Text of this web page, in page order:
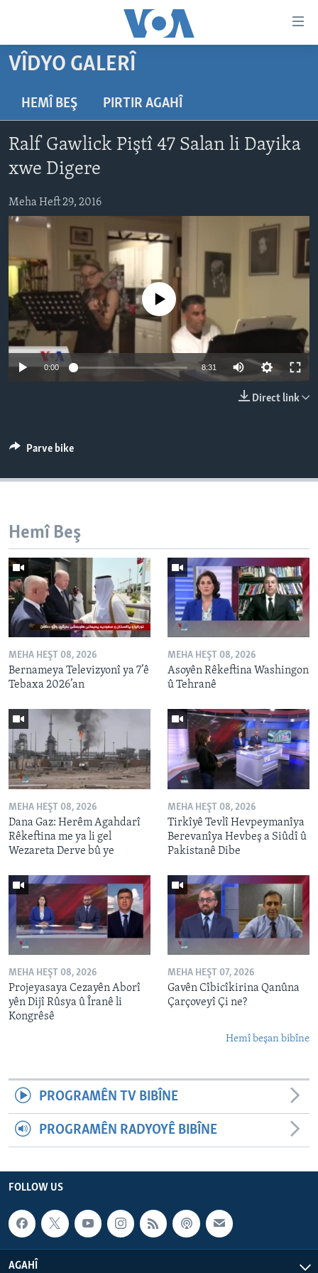
Yekser
here
naveroka
serekî
here
Malpera
Yekser
here
NÛÇE
FOTO GALERÎ
HEVPEYVÎN
AMERÎKA
TIRKÎYE
SÛRÎYE
ÎRAQ
ÎRAN
ROJHILATA NAVÎN
CÎHAN
ÇAND Û HUNER
SERNIVÎS
SORANÎ
Zimanên Din
VÎDYO GALERÎ
HEMÎ BEŞ PIRTIR AGAHÎ
Ralf Gawlick Piştî 47 Salan li Dayika
xwe Digere
Meha Heft 29, 2016
No media source currently available
0:00 8:31
Direct link
Parve bike
Hemî Beş
MEHA HEŞT 08, 2026
Bernameya Televizyonî ya 7’ê
Tebaxa 2026’an
MEHA HEŞT 08, 2026
Asoyên Rêkeftina Washingon
û Tehranê
MEHA HEŞT 08, 2026
Dana Gaz: Herêm Agahdarî
Rêkeftina me ya li gel
Wezareta Derve bû ye
MEHA HEŞT 08, 2026
Tirkîyê Tevlî Hevpeymanîya
Berevanîya Hevbeş a Siûdî û
Pakistanê Dibe
MEHA HEŞT 08, 2026
Projeyasaya Cezayên Aborî
yên Dijî Rûsya û Îranê li
Kongrêsê
MEHA HEŞT 07, 2026
Gavên Cîbicîkirina Qanûna
Çarçoveyî Çi ne?
Hemî beşan bibîne
PROGRAMÊN TV BIBÎNE
PROGRAMÊN RADYOYÊ BIBÎNE
FOLLOW US
AGAHÎ